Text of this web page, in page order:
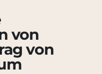
von
von